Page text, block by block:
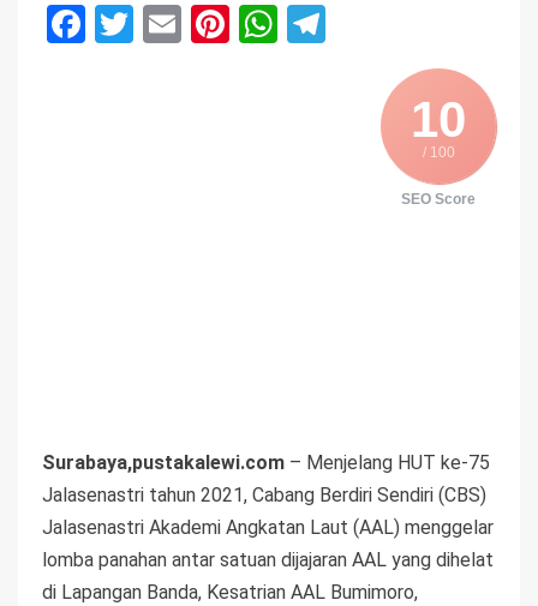
Facebook
Twitter
EmailPinterest
WhatsApp
10
/ 100
SEO Score
Surabaya,pustakalewi.com – Menjelang HUT ke-75
Jalasenastri tahun 2021, Cabang Berdiri Sendiri (CBS)
Jalasenastri Akademi Angkatan Laut (AAL) menggelar
lomba panahan antar satuan dijajaran AAL yang dihelat
di Lapangan Banda, Kesatrian AAL Bumimoro,